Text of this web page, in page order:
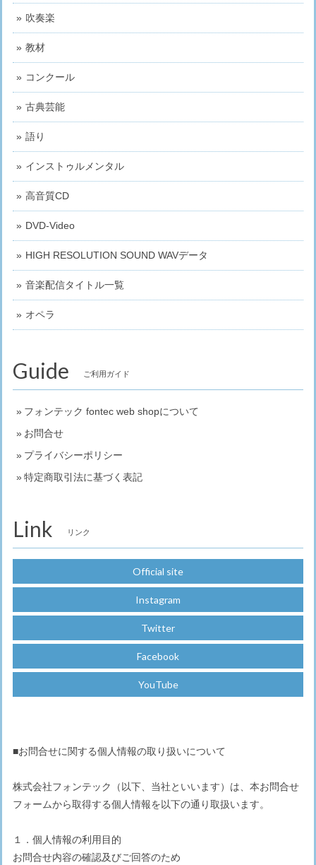
吹奏楽
教材
コンクール
古典芸能
語り
インストゥルメンタル
高音質CD
DVD-Video
HIGH RESOLUTION SOUND WAVデータ
音楽配信タイトル一覧
オペラ
Guide ご利用ガイド
フォンテック fontec web shopについて
お問合せ
プライバシーポリシー
特定商取引法に基づく表記
Link リンク
Official site
Instagram
Twitter
Facebook
YouTube
■お問合せに関する個人情報の取り扱いについて
株式会社フォンテック（以下、当社といいます）は、本お問合せ
フォームから取得する個人情報を以下の通り取扱います。
１．個人情報の利用目的
お問合せ内容の確認及びご回答のため